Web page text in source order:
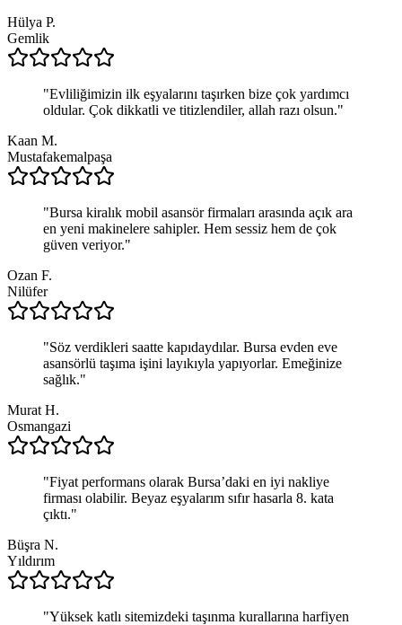
Hülya P.
Gemlik
"Evliliğimizin ilk eşyalarını taşırken bize çok yardımcı
oldular. Çok dikkatli ve titizlendiler, allah razı olsun."
Kaan M.
Mustafakemalpaşa
"Bursa kiralık mobil asansör firmaları arasında açık ara
en yeni makinelere sahipler. Hem sessiz hem de çok
güven veriyor."
Ozan F.
Nilüfer
"Söz verdikleri saatte kapıdaydılar. Bursa evden eve
asansörlü taşıma işini layıkıyla yapıyorlar. Emeğinize
sağlık."
Murat H.
Osmangazi
"Fiyat performans olarak Bursa’daki en iyi nakliye
firması olabilir. Beyaz eşyalarım sıfır hasarla 8. kata
çıktı."
Büşra N.
Yıldırım
"Yüksek katlı sitemizdeki taşınma kurallarına harfiyen